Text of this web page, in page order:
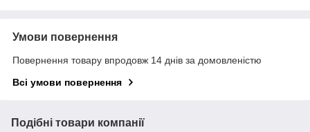
Умови повернення
Повернення товару впродовж 14 днів за домовленістю
Всі умови повернення
Подібні товари компанії